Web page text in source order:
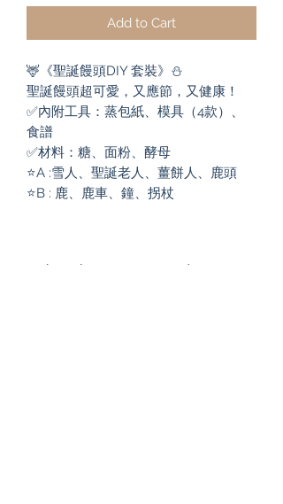
Add to Cart
🦌《聖誕饅頭DIY 套裝》⛄️
聖誕饅頭超可愛，又應節，又健康！
✅內附工具：蒸包紙、模具（4款）、
食譜
✅材料：糖、面粉、酵母
⭐️A :雪人、聖誕老人、薑餅人、鹿頭
Subscribe to our newsletter